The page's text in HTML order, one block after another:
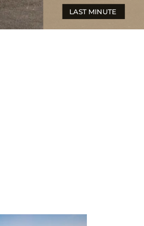
LAST MINUTE